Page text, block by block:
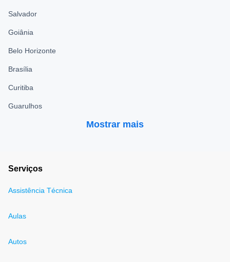
Salvador
Goiânia
Belo Horizonte
Brasília
Curitiba
Guarulhos
Mostrar mais
Serviços
Assistência Técnica
Aulas
Autos